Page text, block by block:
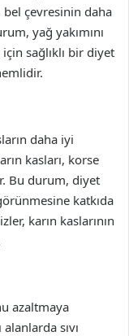
bel çevresinin daha
yağ yakımını
sağlıklı bir diyet
daha iyi
kasları, korse
Bu durum, diyet
katkıda
karın kaslarının
azaltmaya
alanlarda sıvı